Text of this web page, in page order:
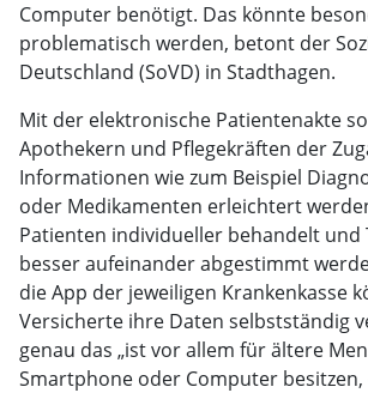
Computer benötigt. Das könnte
problematisch werden, betont der
Deutschland (SoVD) in Stadthagen.
Mit der elektronische Patientenakte
Apothekern und Pflegekräften der
Informationen wie zum Beispiel
oder Medikamenten erleichtert
Patienten individueller behandelt und
besser aufeinander abgestimmt
die App der jeweiligen Krankenkasse
Versicherte ihre Daten selbstständig
genau das „ist vor allem für ältere
Smartphone oder Computer besitzen,